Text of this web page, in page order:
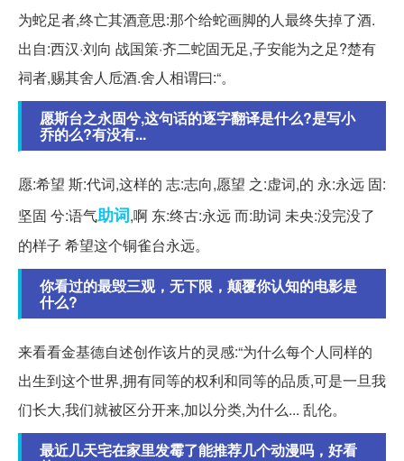
为蛇足者,终亡其酒意思:那个给蛇画脚的人最终失掉了酒.
出自:西汉·刘向 战国策·齐二蛇固无足,子安能为之足?楚有
祠者,赐其舍人卮酒.舍人相谓曰:“。
愿斯台之永固兮,这句话的逐字翻译是什么?是写小
乔的么?有没有...
愿:希望 斯:代词,这样的 志:志向,愿望 之:虚词,的 永:永远 固:
坚固 兮:语气助词,啊 东:终古:永远 而:助词 未央:没完没了
的样子 希望这个铜雀台永远。
你看过的最毁三观，无下限，颠覆你认知的电影是
什么?
来看看金基德自述创作该片的灵感:“为什么每个人同样的
出生到这个世界,拥有同等的权利和同等的品质,可是一旦我
们长大,我们就被区分开来,加以分类,为什么... 乱伦。
最近几天宅在家里发霉了能推荐几个动漫吗，好看